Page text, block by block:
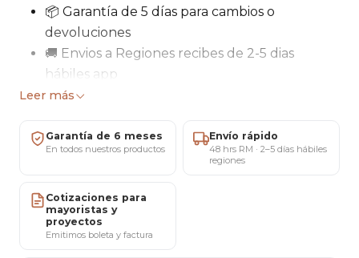
📦 Garantía de 5 días para cambios o
devoluciones
🚚 Envios a Regiones recibes de 2-5 dias
hábiles app
🛠 Garantía total de 6 meses por Maricat
Solicita Tu Factura (al privado)
Altura de asiento: de 45cm a 54cm
Ancho de espaldar: 50cm
Alto de espaldar: 62cm
Leer más
Garantía de 6 meses
En todos nuestros productos
Envío rápido
48 hrs RM · 2–5 días hábiles
regiones
Cotizaciones para
mayoristas y
proyectos
Emitimos boleta y factura